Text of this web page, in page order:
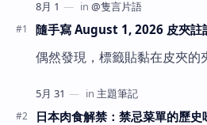
隨手寫 August 1, 2026 皮夾註
偶然發現，標籤貼黏在皮夾的
日本肉食解禁：禁忌菜單的歷史